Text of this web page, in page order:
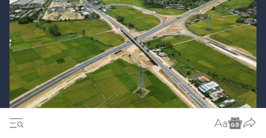
Điểm nhấn kỳ họp Quốc hội không